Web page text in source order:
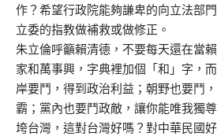
作？希望行政院能夠謙卑的向立法部
立委的指教做補救或做修正。
朱立倫呼籲賴清德，不要每天還在當
家和萬事興，字典裡加個「和」字，
岸要鬥，得到政治利益；朝野也要鬥
霸；黨內也要鬥政敵，讓你能唯我獨
垮台灣，這對台灣好嗎？對中華民國